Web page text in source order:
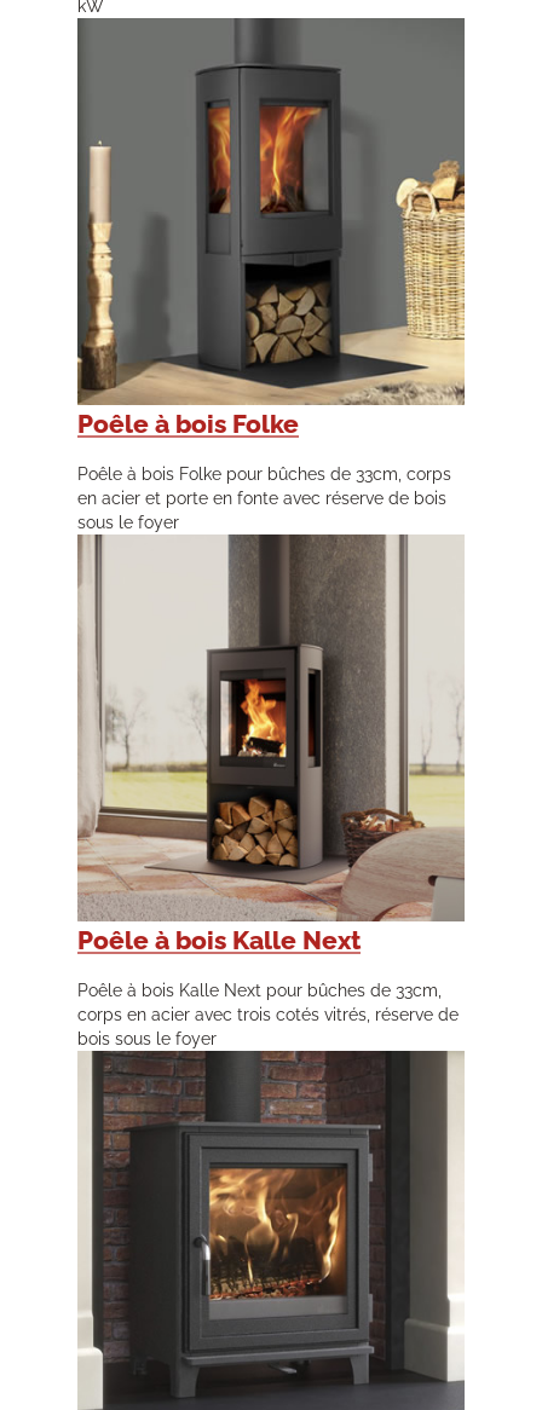
kW
Poêle à bois Folke
Poêle à bois Folke pour bûches de 33cm, corps
en acier et porte en fonte avec réserve de bois
sous le foyer
Poêle à bois Kalle Next
Poêle à bois Kalle Next pour bûches de 33cm,
corps en acier avec trois cotés vitrés, réserve de
bois sous le foyer